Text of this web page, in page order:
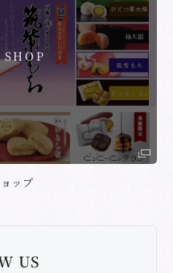
ップ
US